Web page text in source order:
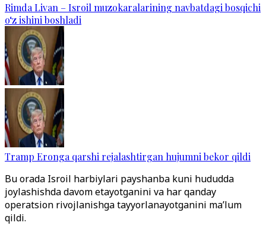
Rimda Livan – Isroil muzokaralarining navbatdagi bosqichi
o‘z ishini boshladi
Tramp Eronga qarshi rejalashtirgan hujumni bekor qildi
Bu orada Isroil harbiylari payshanba kuni hududda
joylashishda davom etayotganini va har qanday
operatsion rivojlanishga tayyorlanayotganini ma’lum
qildi.